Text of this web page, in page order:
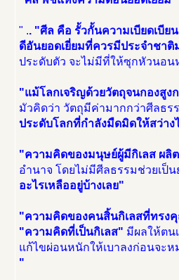
" .. "ศีล คือ รั้วกั้นความเบียดเบี
ดีอันยอดเยี่ยมที่ควรมีประจำชา
ประดับตัว จะไม่มีที่ให้ซุกหัวนอ
"แม้โลกเจริญด้วยวัตถุจนกองสูง
มัวคิดว่า วัตถุมีค่ามากกว่าศีลธร
ประดับโลกที่กำลังมืดมิดให้สว่าง
"ความคิดของมนุษย์ผู้มีกิเลส ผลิ
อำนาจ โดยไม่มีศีลธรรมช่วยเป็
อะไรเหลืออยู่บ้างเลย"
"ความคิดของคนสิ้นกิเลสที่ทรง
"ความคิดที่เป็นกิเลส" มีผลให้ตน
แก้ไขผ่อนหนักให้เบาลงก่อนจะ
"